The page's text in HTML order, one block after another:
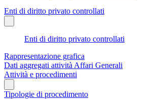
Enti di diritto privato controllati
Enti di diritto privato controllati
Rappresentazione grafica
Dati aggregati attività Affari Generali
Attività e procedimenti
Tipologie di procedimento